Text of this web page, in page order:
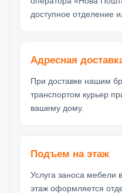
доступное отделение
Адресная
При доставке нашим
транспортом курьер
вашему дому.
Подъем на этаж
Услуга заноса мебели
этаж оформляется